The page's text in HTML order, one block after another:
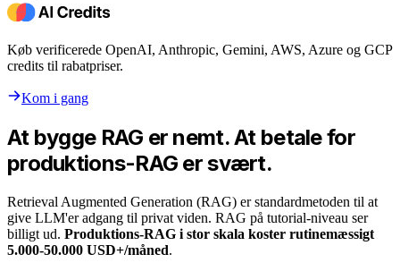
Køb verificerede OpenAI, Anthropic, Gemini, AWS, Azure og GCP
credits til rabatpriser.
Kom i gang
At bygge RAG er nemt. At betale for
produktions-RAG er svært.
Retrieval Augmented Generation (RAG) er standardmetoden til at
give LLM'er adgang til privat viden. RAG på tutorial-niveau ser
billigt ud. Produktions-RAG i stor skala koster rutinemæssigt
5.000-50.000 USD+/måned.